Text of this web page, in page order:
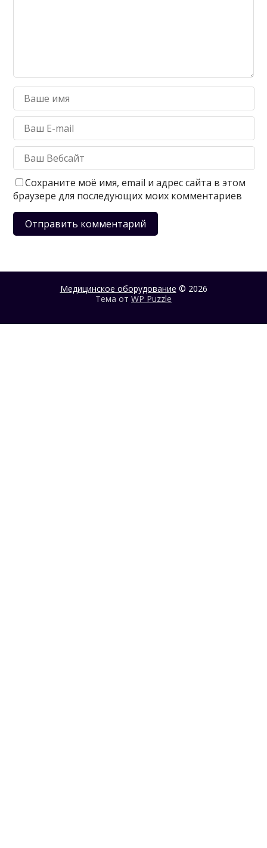
Сохраните моё имя, email и адрес сайта в этом
браузере для последующих моих комментариев
Медицинское оборудование © 2026
Тема от WP Puzzle